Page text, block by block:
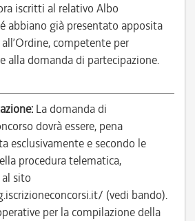
iscritti al relativo Albo
abbiano già presentato apposita
competente per
alla domanda di partecipazione.
La domanda di
dovrà essere, pena
esclusivamente e secondo le
procedura telematica,
sito
(vedi bando).
per la compilazione della